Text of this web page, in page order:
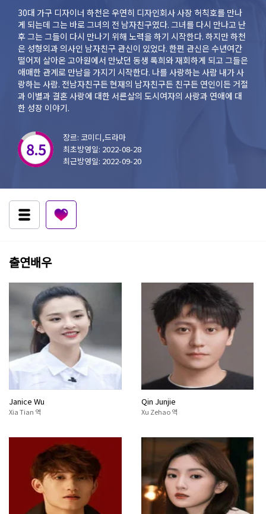
30대 가구 디자이너 하천은 우연히 디자인회사 사장 허칙호를 만나
게 되는데 그는 바로 그녀의 전 남자친구였다. 그녀를 다시 만나고 난
후 그는 그들이 다시 만나기 위해 노력을 하기 시작한다. 하지만 하천
은 성형외과 의사인 남자친구 관신이 있었다. 한편 관신은 수년여간
떨어져 살아온 고아원에서 만났던 동생 록희와 재회하게 되고 그들은
애매한 관계로 만남을 가지기 시작한다. 나를 사랑하는 사람 내가 사
랑하는 사람. 전남자친구든 현재의 남자친구든 친구든 연인이든 거절
과 이별과 결혼 사랑에 대한 서른살의 도시여자의 사랑과 연애에 대
한 성장 이야기.
8.5
장르: 코미디,드라마
최초방영일: 2022-08-28
최근방영일: 2022-09-20
출연배우
Janice Wu
Xia Tian 역
Qin Junjie
Xu Zehao 역